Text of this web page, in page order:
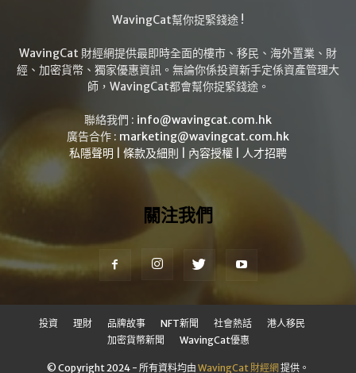
WavingCat幫你捉緊錢途 !
WavingCat 財經網提供最即時全面的樓市、移民、海外置業、財
經、加密貨幣、獨家優惠資訊。無論你係投資新手定係資產管理大
師，WavingCat都會幫你捉緊錢途。
聯絡我們 : info@wavingcat.com.hk
廣告合作 : marketing@wavingcat.com.hk
私隱聲明
條款及細則 內容授權 人才招聘
關注我們
投資 理財 品牌故事 NFT新聞 社會熱話
港人移民
加密貨幣新聞
WavingCat優惠
© Copyright 2024 - 所有資料均由 WavingCat 財經網提供。